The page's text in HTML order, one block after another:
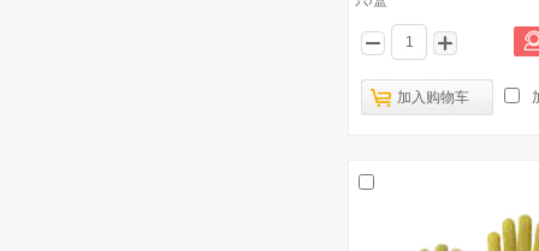
加入购物车